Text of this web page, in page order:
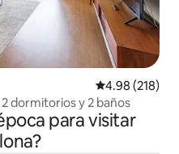
Calificación
4.98 (218)
dormitorios y 2 baños
para visitar